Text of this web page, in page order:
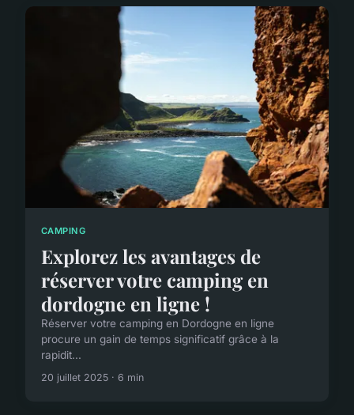
CAMPING
Explorez les avantages de
réserver votre camping en
dordogne en ligne !
Réserver votre camping en Dordogne en ligne
procure un gain de temps significatif grâce à la
rapidit...
20 juillet 2025 · 6 min